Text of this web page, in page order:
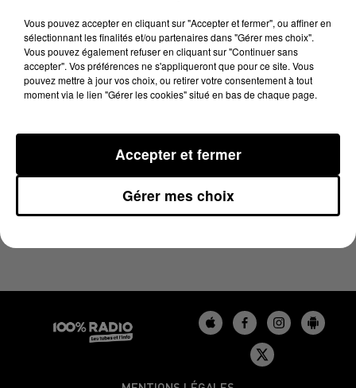
8 décembre 2023 - 2 min 22 sec
LES INFOS DU GERS DU 08/12/2023 À 15H00
Vous pouvez accepter en cliquant sur "Accepter et fermer", ou affiner en
sélectionnant les finalités et/ou partenaires dans "Gérer mes choix".
Vous pouvez également refuser en cliquant sur "Continuer sans
accepter". Vos préférences ne s'appliqueront que pour ce site. Vous
pouvez mettre à jour vos choix, ou retirer votre consentement à tout
moment via le lien "Gérer les cookies" situé en bas de chaque page.
Gérer mes choix
Accepter et fermer